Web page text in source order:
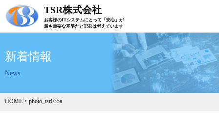
TSR株式会社
お客様のITシステムにとって「安心」が
最も重要な基準だとTSRは考えています
新着情報
News
HOME > photo_tsr035a